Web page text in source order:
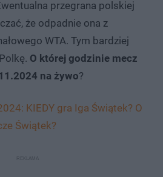
przegrana polskiej
że odpadnie ona z
WTA. Tym bardziej
O której godzinie mecz
na żywo?
KIEDY gra Iga Świątek? O
Świątek?